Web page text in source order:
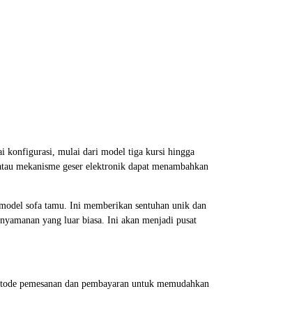
konfigurasi, mulai dari model tiga kursi hingga
mekanisme geser elektronik dapat menambahkan
sofa tamu. Ini memberikan sentuhan unik dan
yang luar biasa. Ini akan menjadi pusat
pemesanan dan pembayaran untuk memudahkan